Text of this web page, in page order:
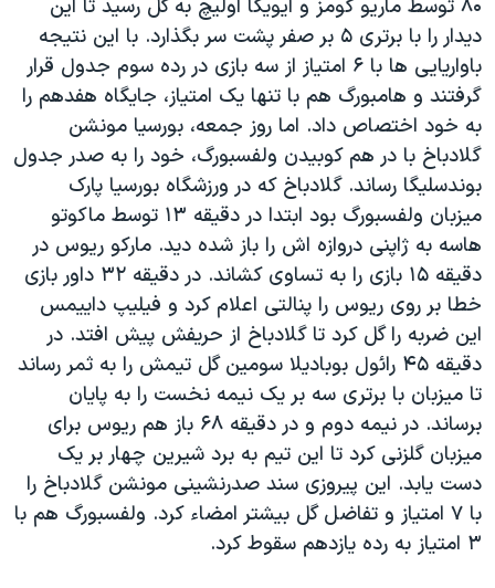
۸۰ توسط ماریو گومز و ایویکا اولیچ به گل رسید تا این
دیدار را با برتری ۵ بر صفر پشت سر بگذارد. با این نتیجه
باواریایی ها با ۶ امتیاز از سه بازی در رده سوم جدول قرار
گرفتند و هامبورگ هم با تنها یک امتیاز، جایگاه هفدهم را
به خود اختصاص داد. اما روز جمعه، بورسیا مونشن
گلادباخ با در هم کوبیدن ولفسبورگ، خود را به صدر جدول
بوندسلیگا رساند. گلادباخ که در ورزشگاه بورسیا پارک
میزبان ولفسبورگ بود ابتدا در دقیقه ۱۳ توسط ماکوتو
هاسه به ژاپنی دروازه اش را باز شده دید. مارکو ریوس در
دقیقه ۱۵ بازی را به تساوی کشاند. در دقیقه ۳۲ داور بازی
خطا بر روی ریوس را پنالتی اعلام کرد و فیلیپ داییمس
این ضربه را گل کرد تا گلادباخ از حریفش پیش افتد. در
دقیقه ۴۵ رائول بوبادیلا سومین گل تیمش را به ثمر رساند
تا میزبان با برتری سه بر یک نیمه نخست را به پایان
برساند. در نیمه دوم و در دقیقه ۶۸ باز هم ریوس برای
میزبان گلزنی کرد تا این تیم به برد شیرین چهار بر یک
دست یابد. این پیروزی سند صدرنشینی مونشن گلادباخ را
با ۷ امتیاز و تفاضل گل بیشتر امضاء کرد. ولفسبورگ هم با
۳ امتیاز به رده یازدهم سقوط کرد.